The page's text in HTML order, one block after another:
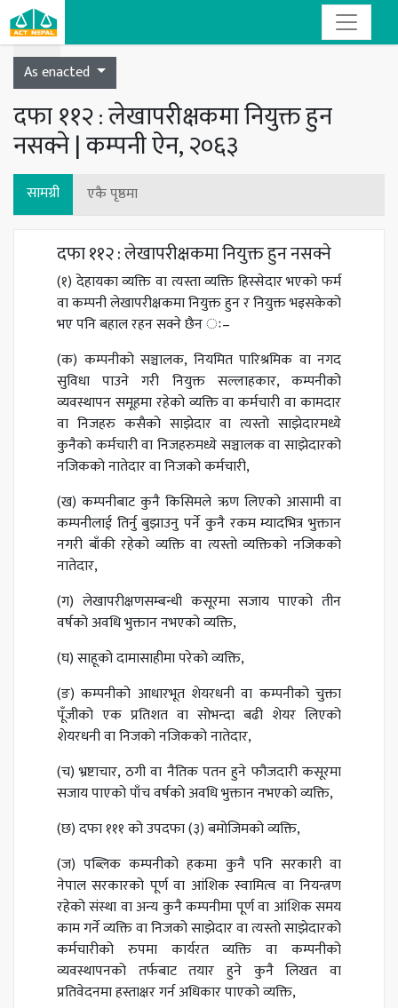
Toggle navigation
As enacted
दफा ११२ : लेखापरीक्षकमा नियुक्त हुन
नसक्ने | कम्पनी ऐन, २०६३
सामग्री एकै पृष्ठमा
दफा ११२ : लेखापरीक्षकमा नियुक्त हुन नसक्ने
(१) देहायका व्यक्ति वा त्यस्ता व्यक्ति हिस्सेदार भएको फर्म
वा कम्पनी लेखापरीक्षकमा नियुक्त हुन र नियुक्त भइसकेको
भए पनि बहाल रहन सक्ने छैन ः–
(क) कम्पनीको सञ्चालक, नियमित पारिश्रमिक वा नगद
सुविधा पाउने गरी नियुक्त सल्लाहकार, कम्पनीको
व्यवस्थापन समूहमा रहेको व्यक्ति वा कर्मचारी वा कामदार
वा निजहरु कसैको साझेदार वा त्यस्तो साझेदारमध्ये
कुनैको कर्मचारी वा निजहरुमध्ये सञ्चालक वा साझेदारको
नजिकको नातेदार वा निजको कर्मचारी,
(ख) कम्पनीबाट कुनै किसिमले ऋण लिएको आसामी वा
कम्पनीलाई तिर्नु बुझाउनु पर्ने कुनै रकम म्यादभित्र भुक्तान
नगरी बाँकी रहेको व्यक्ति वा त्यस्तो व्यक्तिको नजिकको
नातेदार,
(ग) लेखापरीक्षणसम्बन्धी कसूरमा सजाय पाएको तीन
वर्षको अवधि भुक्तान नभएको व्यक्ति,
(घ) साहूको दामासाहीमा परेको व्यक्ति,
(ङ) कम्पनीको आधारभूत शेयरधनी वा कम्पनीको चुक्ता
पूँजीको एक प्रतिशत वा सोभन्दा बढी शेयर लिएको
शेयरधनी वा निजको नजिकको नातेदार,
(च) भ्रष्टाचार, ठगी वा नैतिक पतन हुने फौजदारी कसूरमा
सजाय पाएको पाँच वर्षको अवधि भुक्तान नभएको व्यक्ति,
(छ) दफा १११ को उपदफा (३) बमोजिमको व्यक्ति,
(ज) पब्लिक कम्पनीको हकमा कुनै पनि सरकारी वा
नेपाल सरकारको पूर्ण वा आंशिक स्वामित्व वा नियन्त्रण
रहेको संस्था वा अन्य कुनै कम्पनीमा पूर्ण वा आंशिक समय
काम गर्ने व्यक्ति वा निजको साझेदार वा त्यस्तो साझेदारको
कर्मचारीको रुपमा कार्यरत व्यक्ति वा कम्पनीको
व्यवस्थापनको तर्फबाट तयार हुने कुनै लिखत वा
प्रतिवेदनमा हस्ताक्षर गर्न अधिकार पाएको व्यक्ति,